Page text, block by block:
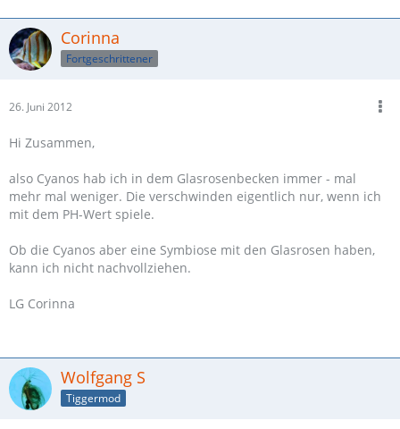
Corinna
Fortgeschrittener
26. Juni 2012
Hi Zusammen,
also Cyanos hab ich in dem Glasrosenbecken immer - mal
mehr mal weniger. Die verschwinden eigentlich nur, wenn ich
mit dem PH-Wert spiele.
Ob die Cyanos aber eine Symbiose mit den Glasrosen haben,
kann ich nicht nachvollziehen.
LG Corinna
Wolfgang S
Tiggermod